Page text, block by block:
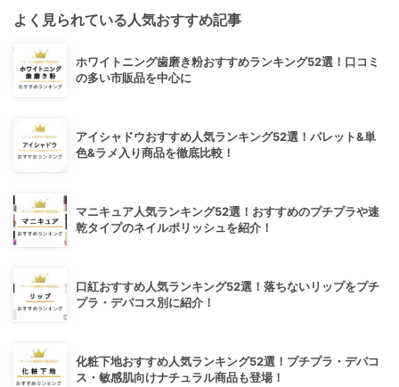
よく見られている人気おすすめ記事
ホワイトニング歯磨き粉おすすめランキング52選！口コミ
の多い市販品を中心に
アイシャドウおすすめ人気ランキング52選！パレット&単
色&ラメ入り商品を徹底比較！
マニキュア人気ランキング52選！おすすめのプチプラや速
乾タイプのネイルポリッシュを紹介！
口紅おすすめ人気ランキング52選！落ちないリップをプチ
プラ・デパコス別に紹介！
化粧下地おすすめ人気ランキング52選！プチプラ・デパコ
ス・敏感肌向けナチュラル商品も登場！